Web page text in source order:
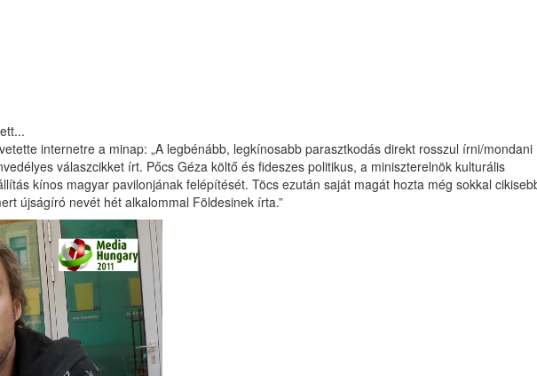
internetre a minap: „A legbénább, legkínosabb parasztkodás direkt rosszul írni/mondani
válaszcikket írt. Pőcs Géza költő és fideszes politikus, a miniszterelnök kulturális
kínos magyar pavilonjának felépítését. Töcs ezután saját magát hozta még sokkal
újságíró nevét hét alkalommal Földesinek írta.”